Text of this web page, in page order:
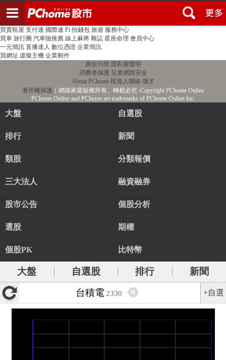
PChome首頁 線上購物 24h購物 書店
買賣租屋 支付連 國際連 Pi 拍錢包 旅遊 服務中心
買車 旅行團 汽車險推薦 線上麻將 雜誌 星座命理 會員中心
一元簡訊 直播達人 數位憑證 企業簡訊
買網址 虛擬主機 企業郵件
廣告刊登 隱私權聲明
消費者保護 兒童網路安全
About PChome 投資人聯絡 徵才
著作權保護 ｜網路家庭版權所有、轉載必究‧Copyright PChome Online
PChome Online and PChome are trademarks of PChome Online Inc.
大盤 自選股
排行 新聞
類股 分類報價
三大法人 融資融券
股市公告 個股分析
選股 期權
個股PK 比特幣
大盤 自選股 排行
新聞
台積電 2330 N +自選